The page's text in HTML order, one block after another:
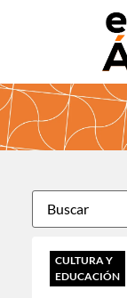
CULTURA Y
EDUCACIÓN